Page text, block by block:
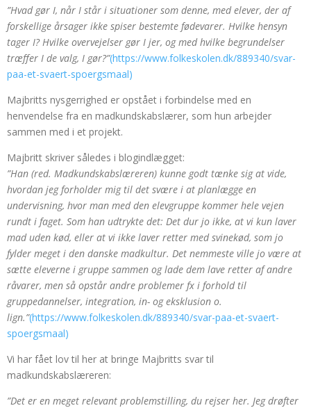
”Hvad gør I, når I står i situationer som denne, med elever, der af
forskellige årsager ikke spiser bestemte fødevarer. Hvilke hensyn
tager I? Hvilke overvejelser gør I jer, og med hvilke begrundelser
træffer I de valg, I gør?”(https://www.folkeskolen.dk/889340/svar-
paa-et-svaert-spoergsmaal)
Majbritts nysgerrighed er opstået i forbindelse med en
henvendelse fra en madkundskabslærer, som hun arbejder
sammen med i et projekt.
Majbritt skriver således i blogindlægget:
”Han (red. Madkundskabslæreren) kunne godt tænke sig at vide,
hvordan jeg forholder mig til det svære i at planlægge en
undervisning, hvor man med den elevgruppe kommer hele vejen
rundt i faget. Som han udtrykte det: Det dur jo ikke, at vi kun laver
mad uden kød, eller at vi ikke laver retter med svinekød, som jo
fylder meget i den danske madkultur. Det nemmeste ville jo være at
sætte eleverne i gruppe sammen og lade dem lave retter af andre
råvarer, men så opstår andre problemer fx i forhold til
gruppedannelser, integration, in- og eksklusion o.
lign.”(https://www.folkeskolen.dk/889340/svar-paa-et-svaert-
spoergsmaal)
Vi har fået lov til her at bringe Majbritts svar til
madkundskabslæreren:
”Det er en meget relevant problemstilling, du rejser her. Jeg drøfter